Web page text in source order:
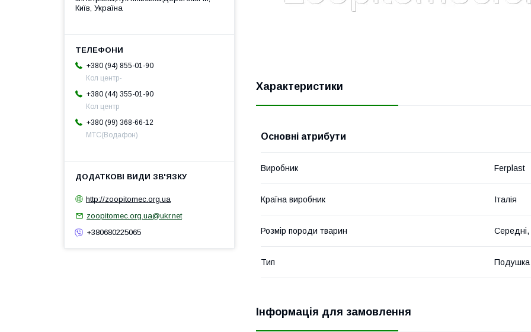
Характеристики
Основні атрибути
Виробник Ferplast
Країна виробник Італія
Розмір породи тварин Середні,
Тип Подушка
Інформація для замовлення
Київ, Україна
+380 (94) 855-01-90
Кол центр-
+380 (44) 355-01-90
Кол центр
+380 (99) 368-66-12
МТС(Водафон)
http://zoopitomec.org.ua
zoopitomec.org.ua@ukr.net
+380680225065